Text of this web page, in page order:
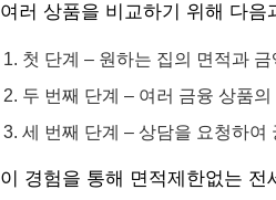
여러 상품을 비교하기 위해 다음
첫 단계 – 원하는 집의 면적과
두 번째 단계 – 여러 금융 상품
세 번째 단계 – 상담을 요청하여
이 경험을 통해 면적제한없는